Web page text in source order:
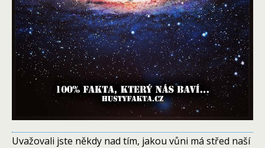
Uvažovali jste někdy nad tím, jakou vůni má střed naší